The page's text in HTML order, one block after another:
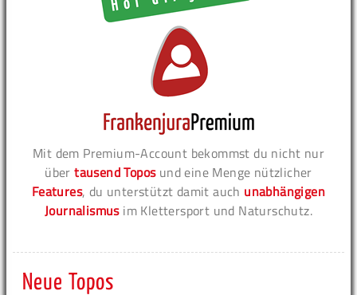
Mit dem Premium-Account bekommst du nicht nur
übertausend Toposund eine Menge nützlicher
Features, du unterstützt damit auch unabhängigen
Journalismusim Klettersport und Naturschutz.
Neue Topos